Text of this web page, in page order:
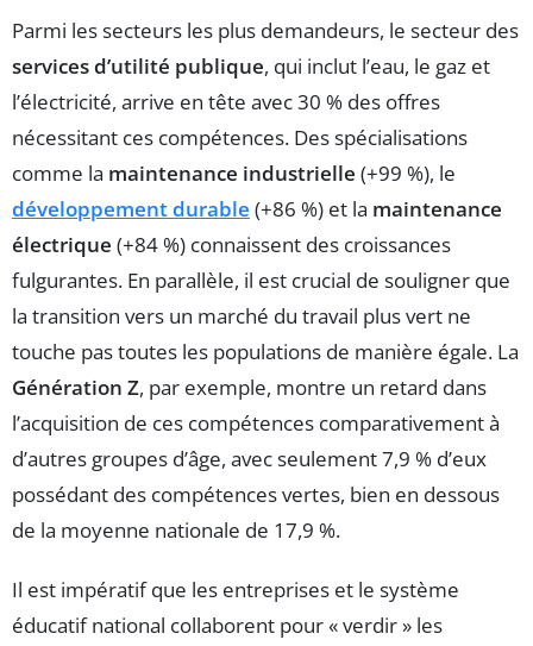
Parmi les secteurs les plus demandeurs, le secteur des
services d’utilité publique, qui inclut l’eau, le gaz et
l’électricité, arrive en tête avec 30 % des offres
nécessitant ces compétences. Des spécialisations
comme la maintenance industrielle (+99 %), le
développement durable (+86 %) et la maintenance
électrique (+84 %) connaissent des croissances
fulgurantes. En parallèle, il est crucial de souligner que
la transition vers un marché du travail plus vert ne
touche pas toutes les populations de manière égale. La
Génération Z, par exemple, montre un retard dans
l’acquisition de ces compétences comparativement à
d’autres groupes d’âge, avec seulement 7,9 % d’eux
possédant des compétences vertes, bien en dessous
de la moyenne nationale de 17,9 %.
Il est impératif que les entreprises et le système
éducatif national collaborent pour « verdir » les